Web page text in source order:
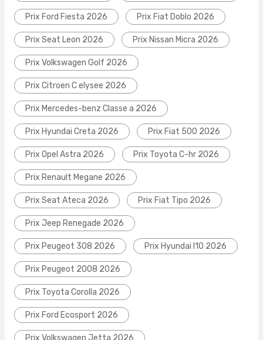
Prix Ford Fiesta 2026 Prix Fiat Doblo 2026
Prix Seat Leon 2026 Prix Nissan Micra 2026
Prix Volkswagen Golf 2026
Prix Citroen C elysee 2026
Prix Mercedes-benz Classe a 2026
Prix Hyundai Creta 2026 Prix Fiat 500 2026
Prix Opel Astra 2026 Prix Toyota C-hr 2026
Prix Renault Megane 2026
Prix Seat Ateca 2026 Prix Fiat Tipo 2026
Prix Jeep Renegade 2026
Prix Peugeot 308 2026 Prix Hyundai I10 2026
Prix Peugeot 2008 2026
Prix Toyota Corolla 2026
Prix Ford Ecosport 2026